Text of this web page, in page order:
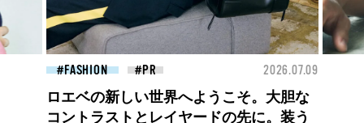
BEAUTY 2026.07.27
大胆不敵で、どこまでも自由。
BALLISTIK BOYZ 砂田将宏がまとう